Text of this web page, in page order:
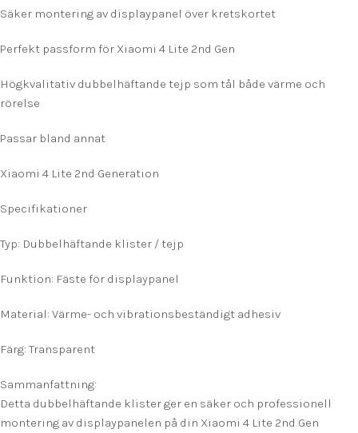
Säker montering av displaypanel över kretskortet
Perfekt passform för Xiaomi 4 Lite 2nd Gen
Högkvalitativ dubbelhäftande tejp som tål både värme och
rörelse
Passar bland annat
Xiaomi 4 Lite 2nd Generation
Specifikationer
Typ: Dubbelhäftande klister / tejp
Funktion: Fäste för displaypanel
Material: Värme- och vibrationsbeständigt adhesiv
Färg: Transparent
Sammanfattning:
Detta dubbelhäftande klister ger en säker och professionell
montering av displaypanelen på din Xiaomi 4 Lite 2nd Gen